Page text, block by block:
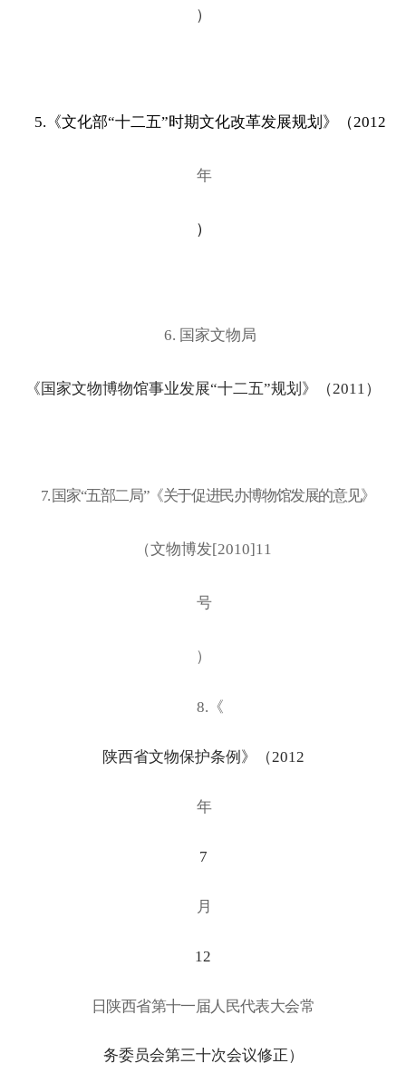
）
5.《文化部“十二五”时期文化改革发展规划》（2012
年
）
6. 国家文物局
《国家文物博物馆事业发展“十二五”规划》（2011）
7. 国家“五部二局”《关于促进民办博物馆发展的意见》
（文物博发[2010]11
号
）
8.《
陕西省文物保护条例》（2012
年
7
月
12
日陕西省第十一届人民代表大会常
务委员会第三十次会议修正）